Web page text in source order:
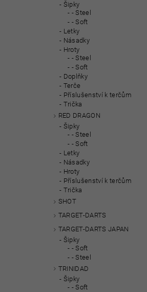
Šipky
- Steel
- Soft
Letky
Násadky
Hroty
- Steel
- Soft
Doplňky
Terče
Příslušenství k terčům
Trička
RED DRAGON
Šipky
- Steel
- Soft
Letky
Násadky
Hroty
Příslušenství k terčům
Trička
SHOT
TARGET-DARTS
TARGET-DARTS JAPAN
Šipky
- Soft
- Steel
TRINIDAD
Šipky
- Soft